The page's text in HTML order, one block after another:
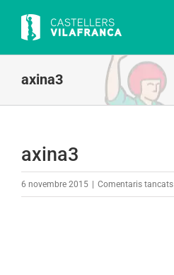
content
axina3
axina3
6 novembre 2015 Comentaris tancatsa